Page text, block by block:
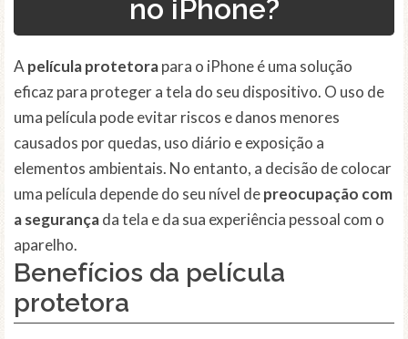
no iPhone?
Apelícula protetorapara o iPhone é uma solução
eficaz para proteger a tela do seu dispositivo. O uso de
uma película pode evitar riscos e danos menores
causados por quedas, uso diário e exposição a
elementos ambientais. No entanto, a decisão de colocar
uma película depende do seu nível depreocupação com
a segurançada tela e da sua experiência pessoal com o
aparelho.
Benefícios da película
protetora